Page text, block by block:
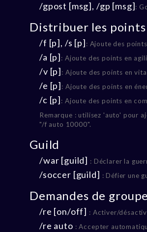
/gpost [msg], /gp [msg]:
Distribuer les points
/f [p], /s [p]: Ajoute des
/a [p]: Ajoute des points en
/v [p]: Ajoute des points en
/e [p]: Ajoute des points en
/c [p]: Ajoute des points en
Remarque : utilisez 'auto' pour
"/f auto 10000".
Guild
/war [guild] : Déclarer la
/soccer [guild] : Défier une
Demandes de groupe
/re [on/off] : Activer/
/re auto : Accepter